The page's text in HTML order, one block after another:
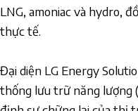
LNG, amoniac và hydro,
thực tế.
Đại diện LG Energy
thống lưu trữ năng lượng